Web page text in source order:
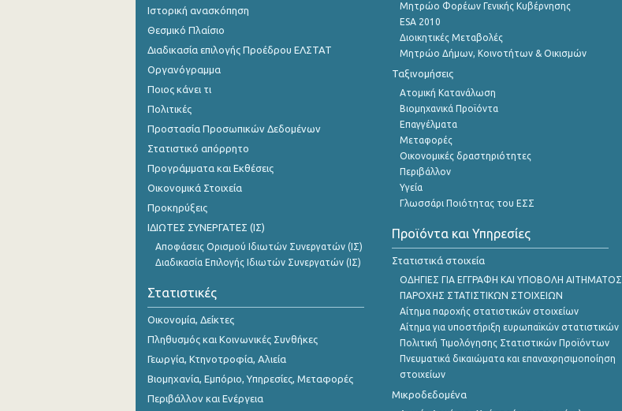
3o Τρίμηνο 2015
2o Τρίμηνο 2015
1o Τρίμηνο 2015
3o Τρίμηνο 2014
1o Τρίμηνο 2014
3o Τρίμηνο 2013
1o Τρίμηνο 2013
3o Τρίμηνο 2012
Ιστορική ανασκόπηση
Θεσμικό Πλαίσιο
Διαδικασία επιλογής Προέδρου ΕΛΣΤΑΤ
Οργανόγραμμα
Ποιος κάνει τι
Πολιτικές
Προστασία Προσωπικών Δεδομένων
Στατιστικό απόρρητο
Προγράμματα και Εκθέσεις
Οικονομικά Στοιχεία
Προκηρύξεις
ΙΔΙΩΤΕΣ ΣΥΝΕΡΓΑΤΕΣ (ΙΣ)
Αποφάσεις Ορισμού Ιδιωτών Συνεργατών (ΙΣ)
Διαδικασία Επιλογής Ιδιωτών Συνεργατών (ΙΣ)
Στατιστικές
Οικονομία, Δείκτες
Πληθυσμός και Κοινωνικές Συνθήκες
Γεωργία, Κτηνοτροφία, Αλιεία
Βιομηχανία, Εμπόριο, Υπηρεσίες, Μεταφορές
Περιβάλλον και Ενέργεια
Μητρώο Φορέων Γενικής Κυβέρνησης
ESA 2010
Διοικητικές Μεταβολές
Μητρώο Δήμων, Κοινοτήτων & Οικισμών
Ταξινομήσεις
Ατομική Κατανάλωση
Βιομηχανικά Προϊόντα
Επαγγέλματα
Μεταφορές
Οικονομικές δραστηριότητες
Περιβάλλον
Υγεία
Γλωσσάρι Ποιότητας του ΕΣΣ
Προϊόντα και Υπηρεσίες
Στατιστικά στοιχεία
ΟΔΗΓΙΕΣ ΓΙΑ ΕΓΓΡΑΦΗ ΚΑΙ ΥΠΟΒΟΛΗ ΑΙΤΗΜΑΤΟΣ
ΠΑΡΟΧΗΣ ΣΤΑΤΙΣΤΙΚΩΝ ΣΤΟΙΧΕΙΩΝ
Αίτημα παροχής στατιστικών στοιχείων
Αίτημα για υποστήριξη ευρωπαϊκών στατιστικών
Πολιτική Τιμολόγησης Στατιστικών Προϊόντων
Πνευματικά δικαιώματα και επαναχρησιμοποίηση
στοιχείων
Μικροδεδομένα